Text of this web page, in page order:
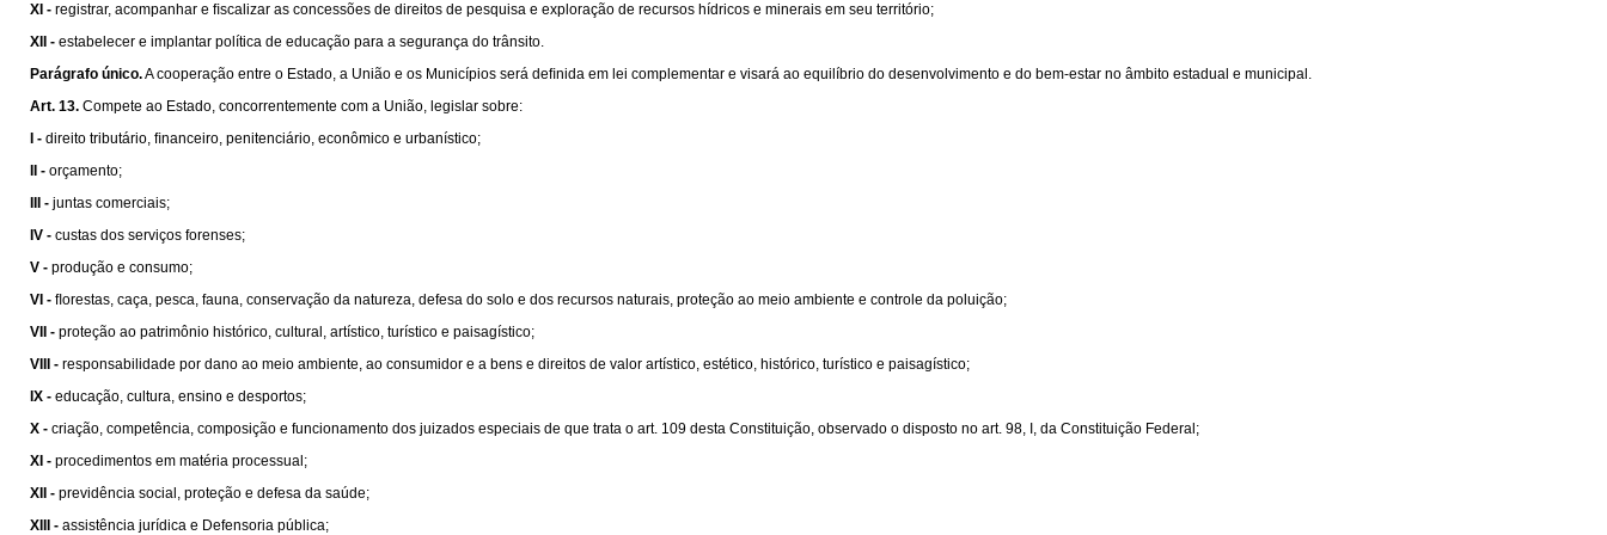
XI - registrar, acompanhar e ﬁscalizar as concessões de direitos de pesquisa e exploração de recursos hídricos e minerais em seu território;
XII - estabelecer e implantar política de educação para a segurança do trânsito.
Parágrafo único.A cooperação entre o Estado, a União e os Municípios será deﬁnida em lei complementar e visará ao equilíbrio do desenvolvimento e do bem-estar no âmbito estadual e municipal.
Art. 13. Compete ao Estado, concorrentemente com a União, legislar sobre:
I - direito tributário, ﬁnanceiro, penitenciário, econômico e urbanístico;
II - orçamento;
III - juntas comerciais;
IV - custas dos serviços forenses;
V - produção e consumo;
VI - ﬂorestas, caça, pesca, fauna, conservação da natureza, defesa do solo e dos recursos naturais, proteção ao meio ambiente e controle da poluição;
VII - proteção ao patrimônio histórico, cultural, artístico, turístico e paisagístico;
VIII - responsabilidade por dano ao meio ambiente, ao consumidor e a bens e direitos de valor artístico, estético, histórico, turístico e paisagístico;
IX - educação, cultura, ensino e desportos;
X - criação, competência, composição e funcionamento dos juizados especiais de que trata o art. 109 desta Constituição, observado o disposto no art. 98, I, da Constituição Federal;
XI - procedimentos em matéria processual;
XII - previdência social, proteção e defesa da saúde;
XIII - assistência jurídica e Defensoria pública;